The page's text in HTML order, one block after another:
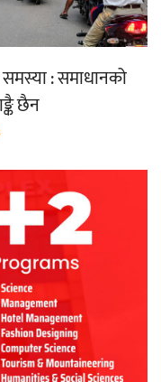
समस्या : समाधानको
छैन